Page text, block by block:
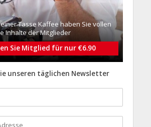
Tasse Kaffee haben Sie vollen
Inhalte der Mitglieder
Sie Mitglied für nur €6.90
unseren täglichen Newsletter